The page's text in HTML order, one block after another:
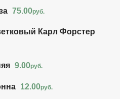
75.00руб.
Карл Форстер
9.00руб.
12.00руб.